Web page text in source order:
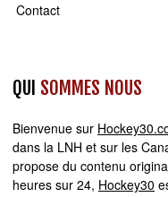
Contact
QUI SOMMES NOUS
Bienvenue sur
dans la LNH et sur les
propose du contenu
heures sur 24, Hockey30